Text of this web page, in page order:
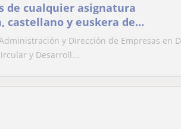
de cualquier asignatura
castellano y euskera de
y Dirección de Empresas en
y Desarroll...